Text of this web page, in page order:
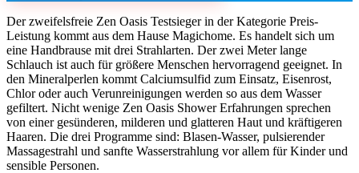
Der zweifelsfreie Zen Oasis Testsieger in der Kategorie Preis-
Leistung kommt aus dem Hause Magichome. Es handelt sich um
eine Handbrause mit drei Strahlarten. Der zwei Meter lange
Schlauch ist auch für größere Menschen hervorragend geeignet. In
den Mineralperlen kommt Calciumsulfid zum Einsatz, Eisenrost,
Chlor oder auch Verunreinigungen werden so aus dem Wasser
gefiltert. Nicht wenige Zen Oasis Shower Erfahrungen sprechen
von einer gesünderen, milderen und glatteren Haut und kräftigeren
Haaren. Die drei Programme sind: Blasen-Wasser, pulsierender
Massagestrahl und sanfte Wasserstrahlung vor allem für Kinder und
sensible Personen.